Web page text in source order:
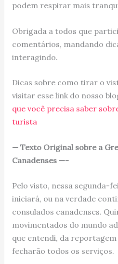
podem respirar mais
Obrigada a todos que
comentários, mandando
interagindo.
Dicas sobre como tirar o
visitar esse link do nosso
que você precisa saber
turista
— Texto Original sobre a
Canadenses —-
Pelo visto, nessa segunda-
iniciará, ou na verdade
consulados canadenses.
movimentados do mundo
que entendi, da reportagem
fecharão todos os serviços.